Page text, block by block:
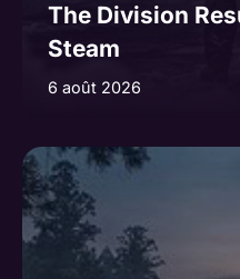
The Division
Steam
6 août 2026